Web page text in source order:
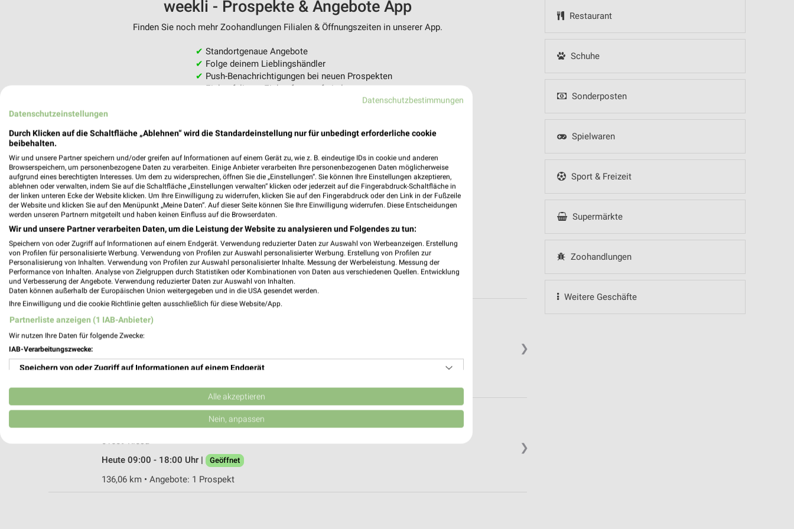
Restaurant
Schuhe
Sonderposten
Spielwaren
Sport & Freizeit
Supermärkte
Zoohandlungen
Weitere Geschäfte
weekli - Prospekte & Angebote App
Finden Sie noch mehr Zoohandlungen Filialen & Öffnungszeiten in unserer App.
✔ Standortgenaue Angebote
✔ Folge deinem Lieblingshändler
✔ Push-Benachrichtigungen bei neuen Prospekten
✔Einkaufsliste - Einkauf stressfrei planen
❯
ZOO & Co. Riesa
01587 Riesa
Heute 09:00 - 16:00 Uhr | Geöffnet
❯
Pausitzer Straße 36
01589 Riesa
Heute 09:00 - 18:00 Uhr |
Geöffnet
136,06 km • Angebote: 1 Prospekt
Datenschutzbestimmungen
Datenschutzeinstellungen
Durch Klicken auf die Schaltfläche „Ablehnen“ wird die Standardeinstellung nur für unbedingt erforderliche cookie
beibehalten.
Wir und unsere Partner speichern und/oder greifen auf Informationen auf einem Gerät zu, wie z. B. eindeutige IDs in cookie und anderen
Browserspeichern, um personenbezogene Daten zu verarbeiten. Einige Anbieter verarbeiten Ihre personenbezogenen Daten möglicherweise
aufgrund eines berechtigten Interesses. Um dem zu widersprechen, öffnen Sie die „Einstellungen“. Sie können Ihre Einstellungen akzeptieren,
ablehnen oder verwalten, indem Sie auf die Schaltfläche „Einstellungen verwalten“ klicken oder jederzeit auf die Fingerabdruck-Schaltfläche in
der linken unteren Ecke der Website klicken. Um Ihre Einwilligung zu widerrufen, klicken Sie auf den Fingerabdruck oder den Link in der Fußzeile
der Website und klicken Sie auf den Menüpunkt „Meine Daten“. Auf dieser Seite können Sie Ihre Einwilligung widerrufen. Diese Entscheidungen
werden unseren Partnern mitgeteilt und haben keinen Einfluss auf die Browserdaten.
Wir und unsere Partner verarbeiten Daten, um die Leistung der Website zu analysieren und Folgendes zu tun:
Speichern von oder Zugriff auf Informationen auf einem Endgerät. Verwendung reduzierter Daten zur Auswahl von Werbeanzeigen. Erstellung
von Profilen für personalisierte Werbung. Verwendung von Profilen zur Auswahl personalisierter Werbung. Erstellung von Profilen zur
Personalisierung von Inhalten. Verwendung von Profilen zur Auswahl personalisierter Inhalte. Messung der Werbeleistung. Messung der
Performance von Inhalten. Analyse von Zielgruppen durch Statistiken oder Kombinationen von Daten aus verschiedenen Quellen. Entwicklung
und Verbesserung der Angebote. Verwendung reduzierter Daten zur Auswahl von Inhalten.
Daten können außerhalb der Europäischen Union weitergegeben und in die USA gesendet werden.
Ihre Einwilligung und die cookie Richtlinie gelten ausschließlich für diese Website/App.
Partnerliste anzeigen (1 IAB-Anbieter)
Wir nutzen Ihre Daten für folgende Zwecke:
IAB-Verarbeitungszwecke:
Speichern von oder Zugriff auf Informationen auf einem Endgerät
Verwendung reduzierter Daten zur Auswahl von Werbeanzeigen
Erstellung von Profilen für personalisierte Werbung
Erstellung von Profilen zur Personalisierung von Inhalten
Alle akzeptieren
Nein, anpassen